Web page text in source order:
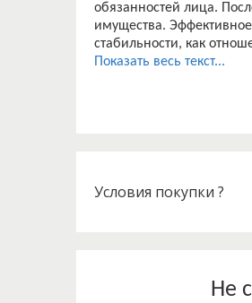
обязанностей лица.
имущества.
стабильности, как
Особого внимания
относящихся, остается
Это свидетельствует о
Показать весь текст...
Условия покупки ?
Не